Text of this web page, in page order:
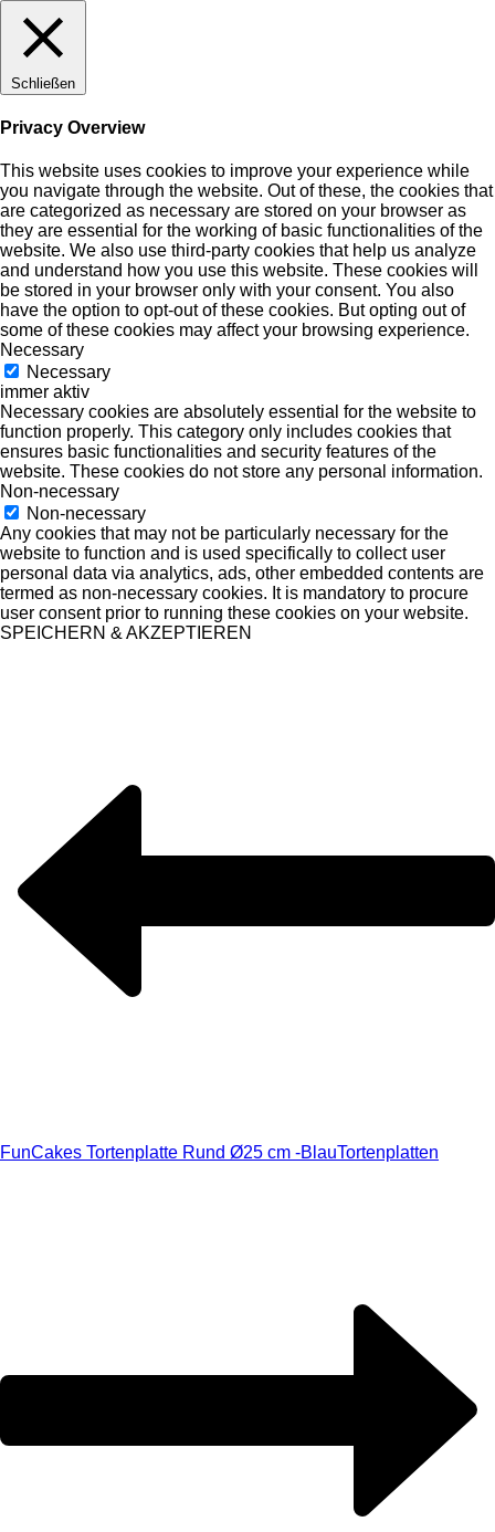
Schließen
Privacy Overview
This website uses cookies to improve your experience while
you navigate through the website. Out of these, the cookies that
are categorized as necessary are stored on your browser as
they are essential for the working of basic functionalities of the
website. We also use third-party cookies that help us analyze
and understand how you use this website. These cookies will
be stored in your browser only with your consent. You also
have the option to opt-out of these cookies. But opting out of
some of these cookies may affect your browsing experience.
Necessary
Necessary
immer aktiv
Necessary cookies are absolutely essential for the website to
function properly. This category only includes cookies that
ensures basic functionalities and security features of the
website. These cookies do not store any personal information.
Non-necessary
Non-necessary
Any cookies that may not be particularly necessary for the
website to function and is used specifically to collect user
personal data via analytics, ads, other embedded contents are
termed as non-necessary cookies. It is mandatory to procure
user consent prior to running these cookies on your website.
SPEICHERN & AKZEPTIEREN
FunCakes Tortenplatte Rund Ø25 cm -BlauTortenplatten